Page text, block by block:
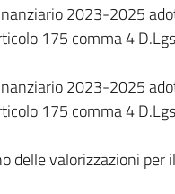
2023-2025
175 comma 4
2023-2025
175 comma 4
delle valorizzazioni per